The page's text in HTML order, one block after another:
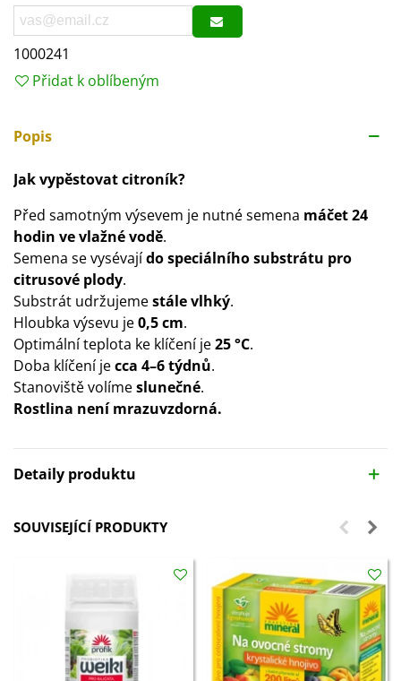
1000241
Přidat k oblíbeným
Popis
Jak vypěstovat citroník?
Před samotným výsevem je nutné semena máčet 24
hodin ve vlažné vodě.
Semena se vysévajído speciálního substrátu pro
citrusové plody.
Substrát udržujemestále vlhký.
Hloubka výsevu je0,5 cm.
Optimální teplota ke klíčení je25 °C.
Doba klíčení jecca 4–6 týdnů.
Stanoviště volímeslunečné.
Rostlina není mrazuvzdorná.
Detaily produktu
SOUVISEJÍCÍ PRODUKTY